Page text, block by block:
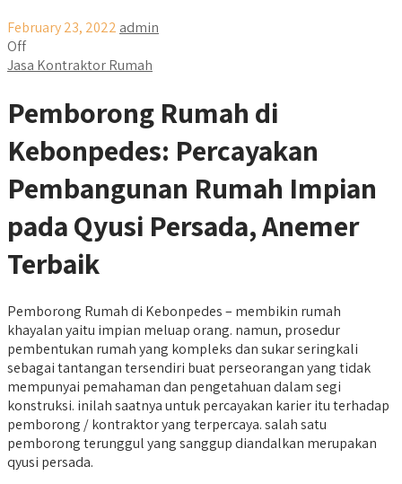
February 23, 2022 admin
Off
Jasa Kontraktor Rumah
Pemborong Rumah di
Kebonpedes: Percayakan
Pembangunan Rumah Impian
pada Qyusi Persada, Anemer
Terbaik
Pemborong Rumah di Kebonpedes – membikin rumah
khayalan yaitu impian meluap orang. namun, prosedur
pembentukan rumah yang kompleks dan sukar seringkali
sebagai tantangan tersendiri buat perseorangan yang tidak
mempunyai pemahaman dan pengetahuan dalam segi
konstruksi. inilah saatnya untuk percayakan karier itu terhadap
pemborong / kontraktor yang terpercaya. salah satu
pemborong terunggul yang sanggup diandalkan merupakan
qyusi persada.